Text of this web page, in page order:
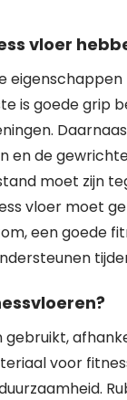
vloer
is goede grip
en de
moet zijn
vloer moet
een goede
voor